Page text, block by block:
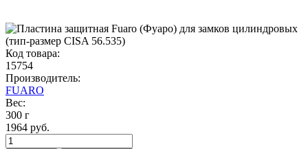
Код товара:
15754
Производитель:
FUARO
Вес:
300 г
1964 руб.